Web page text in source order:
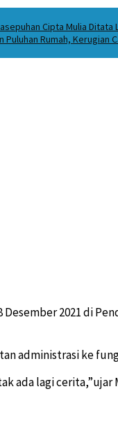
Cipta Mulia Ditata
Rumah, Kerugian
2021 di
administrasi ke
ada lagi cerita,”ujar